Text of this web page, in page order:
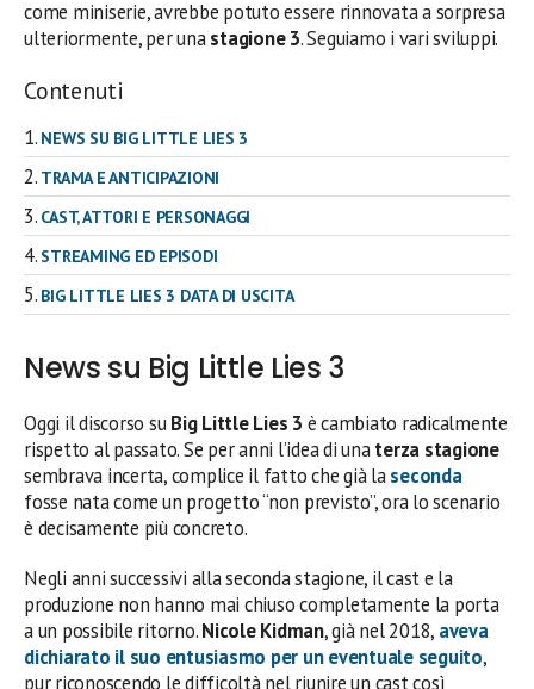
come miniserie, avrebbe potuto essere rinnovata a sorpresa
ulteriormente, per unastagione 3. Seguiamo i vari sviluppi.
Contenuti
NEWS SU BIG LITTLE LIES 3
TRAMA E ANTICIPAZIONI
CAST, ATTORI E PERSONAGGI
STREAMING ED EPISODI
BIG LITTLE LIES 3 DATA DI USCITA
News su Big Little Lies 3
Oggi il discorso suBig Little Lies 3 è cambiato radicalmente
rispetto al passato. Se per anni l’idea di unaterza stagione
sembrava incerta, complice il fatto che già laseconda
fosse nata come un progetto “non previsto”, ora lo scenario
è decisamente più concreto.
Negli anni successivi alla seconda stagione, il cast e la
produzione non hanno mai chiuso completamente la porta
a un possibile ritorno.Nicole Kidman, già nel 2018, aveva
dichiarato il suo entusiasmo per un eventuale seguito,
pur riconoscendo le difficoltà nel riunire un cast così